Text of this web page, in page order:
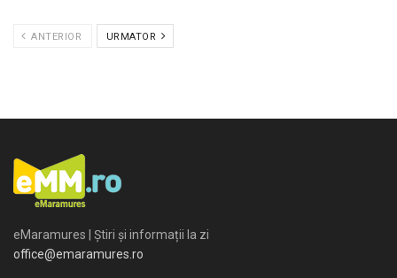
ANTERIOR URMATOR
eMaramures | Știri și informații la zi
office@emaramures.ro